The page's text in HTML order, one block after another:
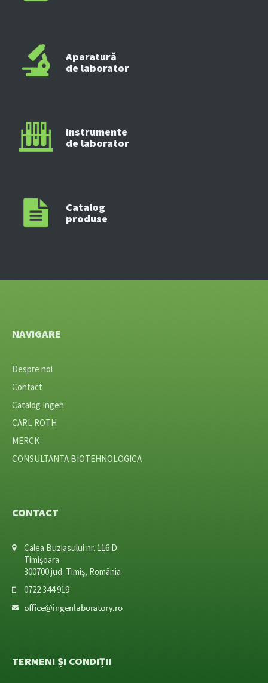
Aparatură
de laborator
Instrumente
de laborator
Catalog
produse
NAVIGARE
Despre noi
Contact
Catalog Ingen
CARL ROTH
MERCK
CONSULTANTA BIOTEHNOLOGICA
CONTACT
Calea Buziasului nr. 116 D
Timișoara
300700 jud. Timiș, România
0722 344 919
TERMENI ȘI CONDIȚII